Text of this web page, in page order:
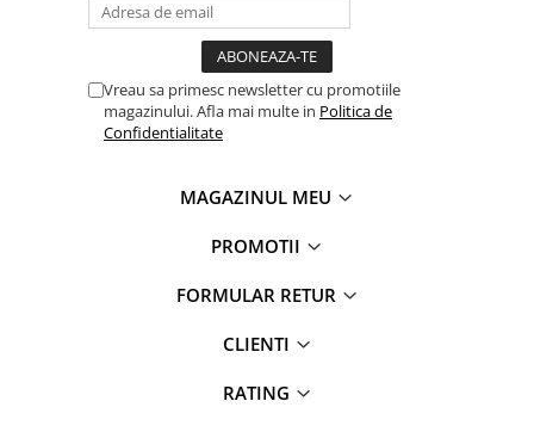
Vreau sa primesc newsletter cu promotiile
magazinului. Afla mai multe in Politica de
Confidentialitate
MAGAZINUL MEU
PROMOTII
FORMULAR RETUR
CLIENTI
RATING